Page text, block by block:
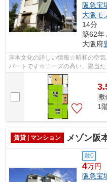
阪急宝
大阪モ
14分
築62年
大阪府
岸本文化の詳しい情報☆昭和の空
パートです☆ニーズの高い、陽当
したくなっちゃいますよ☆駅まで徒
敷
1
賃貸 | マンション メゾン阪
敷0
4万円
阪急宝